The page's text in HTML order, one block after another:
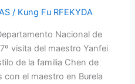
/ Kung Fu RFEKYDA
Nacional de
visita del maestro Yanfei
de la familia Chen de
el maestro en Burela